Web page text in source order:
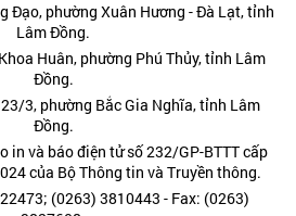
Đạo, phường Xuân Hương - Đà Lạt, tỉnh
Lâm Đồng.
Huân, phường Phú Thủy, tỉnh Lâm
Đồng.
3, phường Bắc Gia Nghĩa, tỉnh Lâm
Đồng.
in và báo điện tử số 232/GP-BTTT cấp
của Bộ Thông tin và Truyền thông.
(0263) 3810443 - Fax: (0263)